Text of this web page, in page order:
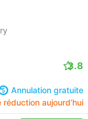
3.8
Annulation gratuite
réduction aujourd’hui